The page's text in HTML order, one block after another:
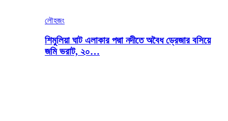
লৌহজং
শিমুলিয়া ঘাট এলাকার পদ্মা নদীতে অবৈধ ড্রেজার বসিয়ে
জমি ভরাট, ২০…